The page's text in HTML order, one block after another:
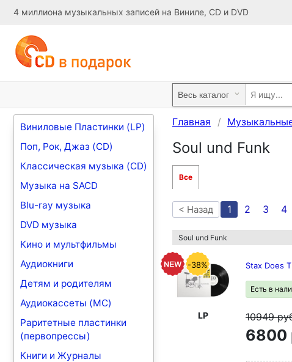
4 миллиона музыкальных записей на Виниле, CD и DVD
Виниловые Пластинки (LP)
Поп, Рок, Джаз (CD)
Классическая музыка (CD)
Музыка на SACD
Blu-ray музыка
DVD музыка
Кино и мультфильмы
Аудиокниги
Детям и родителям
Аудиокассеты (MC)
Раритетные пластинки
(первопрессы)
Книги и Журналы
Главная
Soul und Funk
Все
< Назад 1 2 3 4
Soul und Funk
-38%
LP
Stax Does
Есть в
10949
6800